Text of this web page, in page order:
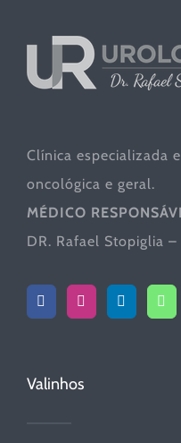
Clínica especializada
oncológica e geral.
MÉDICO
DR. Rafael Stopiglia –
Valinhos